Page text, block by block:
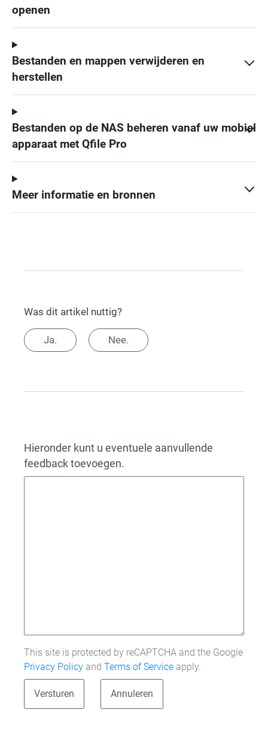
openen
Bestanden en mappen verwijderen en
herstellen
Bestanden op de NAS beheren vanaf uw mobiel
apparaat met Qfile Pro
Meer informatie en bronnen
Was dit artikel nuttig?
Ja. Nee.
Hieronder kunt u eventuele aanvullende
feedback toevoegen.
This site is protected by reCAPTCHA and the Google
Privacy Policy and Terms of Service apply.